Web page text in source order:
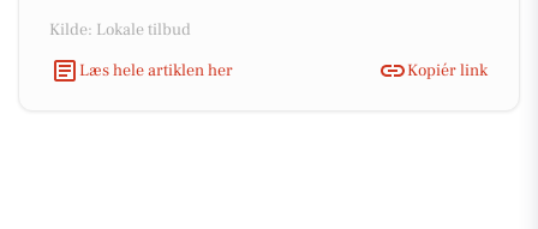
Kilde: Lokale tilbud
Læs hele artiklen her
Kopiér link